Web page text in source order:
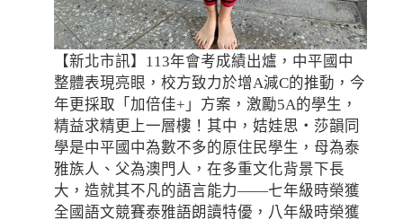
【新北市訊】113年會考成績出爐，中平國中
整體表現亮眼，校方致力於增A減C的推動，今
年更採取「加倍佳+」方案，激勵5A的學生，
精益求精更上一層樓！其中，姞娃思‧莎韻同
學是中平國中為數不多的原住民學生，母為泰
雅族人、父為澳門人，在多重文化背景下長
大，造就其不凡的語言能力——七年級時榮獲
全國語文競賽泰雅語朗讀特優，八年級時榮獲